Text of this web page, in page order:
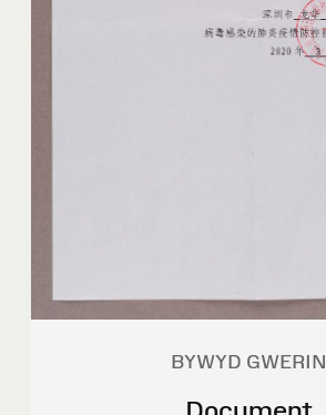
BYWYD GWERIN